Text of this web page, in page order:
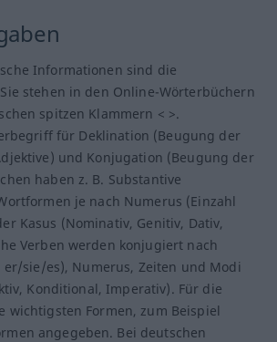
Informationen sind die
stehen in den Online-Wörterbüchern
spitzen Klammern < >.
für Deklination (Beugung der
und Konjugation (Beugung der
haben z. B. Substantive
je nach Numerus (Einzahl
Kasus (Nominativ, Genitiv, Dativ,
Verben werden konjugiert nach
er/sie/es), Numerus, Zeiten und Modi
Konditional, Imperativ). Für die
wichtigsten Formen, zum Beispiel
angegeben. Bei deutschen